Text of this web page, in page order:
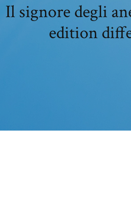
Il signore degli
edition